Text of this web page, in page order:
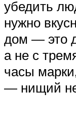
убедить
нужно
дом — это
а не с
часы
— нищий